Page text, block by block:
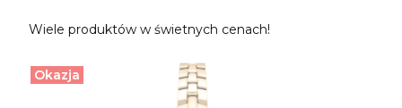
Wiele produktów w świetnych cenach!
Okazja